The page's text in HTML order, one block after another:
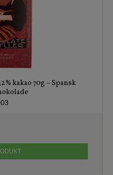
kakao 70g – Spansk